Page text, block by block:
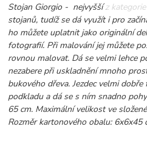
Stojan Giorgio - nejvyšší z
stojanů, tudíž se dá využít i pro
ho můžete uplatnit jako originální
fotografií. Při malování jej můžete
rovnou malovat. Dá se velmi lehce
nezabere při uskladnění mnoho
bukového dřeva. Jezdec velmi
podkladu a dá se s ním snadno
65 cm. Maximální velikost ve
Rozměr kartonového obalu: 6x6x45